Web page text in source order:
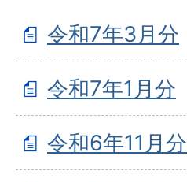
令和7年3月分
令和7年1月分
令和6年11月分